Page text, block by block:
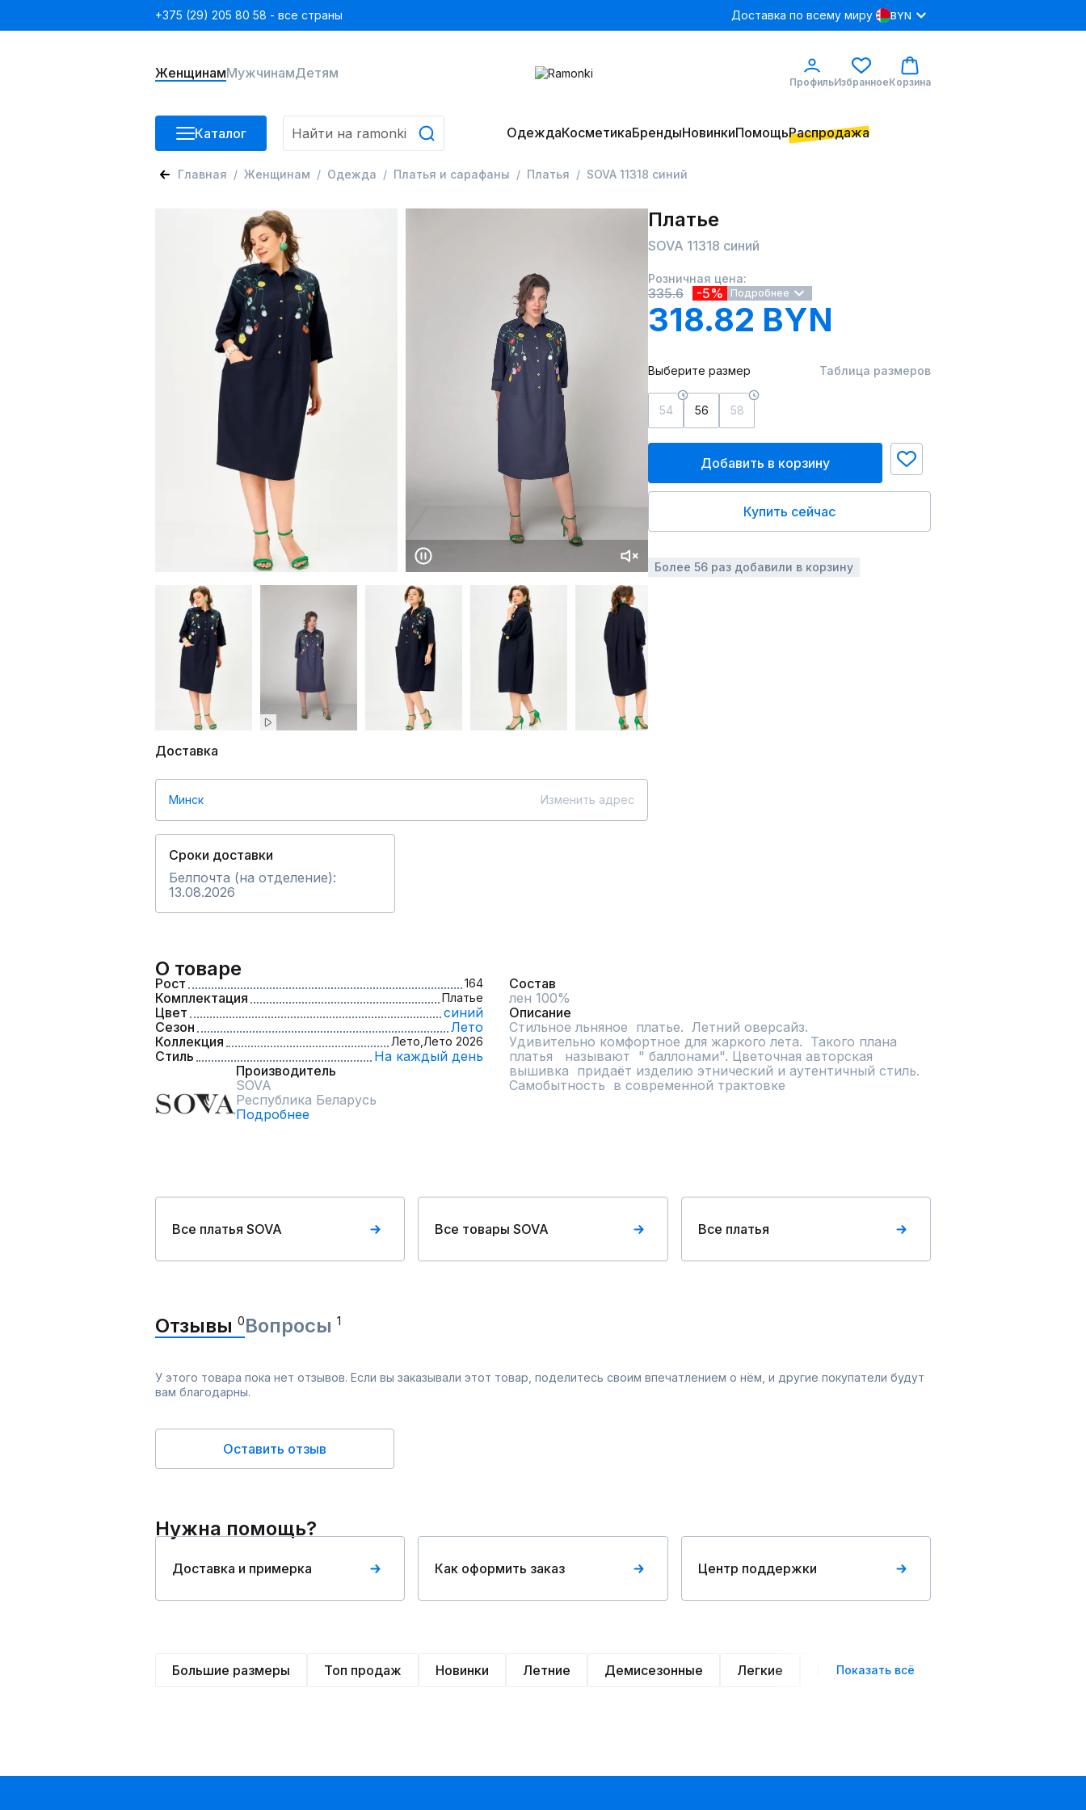
+375 (29) 205 80 58 - все страны Доставка по всему миру BYN
ЖенщинамМужчинамДетям
ПрофильИзбранноеКорзина
Каталог ОдеждаКосметикаБрендыНовинкиПомощьРаспродажа
Главная Женщинам Одежда Платья и сарафаны Платья SOVA 11318 синий
Доставка
Минск Изменить адрес
Сроки доставки
Белпочта (на отделение):
13.08.2026
Платье
SOVA 11318 синий
Розничная цена:
335.6 -5% Подробнее
318.82 BYN
Выберите размер Таблица размеров
54 56 58
Добавить в корзину
Купить сейчас
Более 56 раз добавили в корзину
О товаре
Рост 164
Комплектация Платье
Цвет
синий
Сезон
Лето
Коллекция
Лето, Лето 2026
Стиль
На каждый день
Производитель
SOVA
Республика Беларусь
Подробнее
Состав
лен 100%
Описание
Стильное льняное  платье.  Летний оверсайз.
Удивительно комфортное для жаркого лета.  Такого плана
платья   называют  " баллонами". Цветочная авторская
вышивка  придаёт изделию этнический и аутентичный стиль.
Самобытность  в современной трактовке
Все платья SOVA Все товары SOVA Все платья
Отзывы 0Вопросы 1
У этого товара пока нет отзывов. Если вы заказывали этот товар, поделитесь своим впечатлением о нём, и другие покупатели будут
вам благодарны.
Оставить отзыв
Нужна помощь?
Доставка и примерка Как оформить заказ Центр поддержки
Большие размеры Топ продаж Новинки Летние Демисезонные Легкие Нарядные
Показать всё